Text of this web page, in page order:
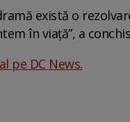
există o
în viață”, a
pe DC News.